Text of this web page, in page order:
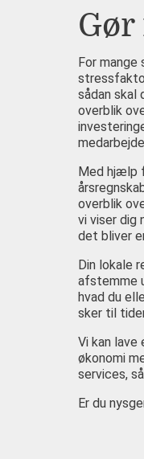
For
sådan skal
overblik
Med hjælp
overblik
vi viser dig
det bliver
Din lokale
afstemme
hvad du
sker til
Vi kan lave
økonomi
services,
Er du